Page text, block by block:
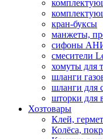
кран-буксы
манжеты,
сифоны
смесители
хомуты для
шланги
шланги для
шторки для
Хозтовары
Клей,
Колёса,